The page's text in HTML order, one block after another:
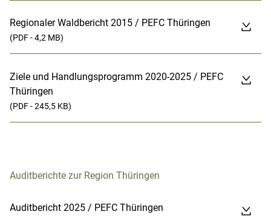
Regionaler Waldbericht 2015 / PEFC Thüringen
(PDF - 4,2 MB)
Ziele und Handlungsprogramm 2020-2025 / PEFC
Thüringen
(PDF - 245,5 KB)
Auditberichte zur Region Thüringen
Auditbericht 2025 / PEFC Thüringen